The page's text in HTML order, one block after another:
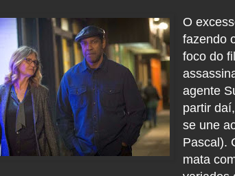
O
fazendo
foco do
agente
partir
se une
Pascal).
mata